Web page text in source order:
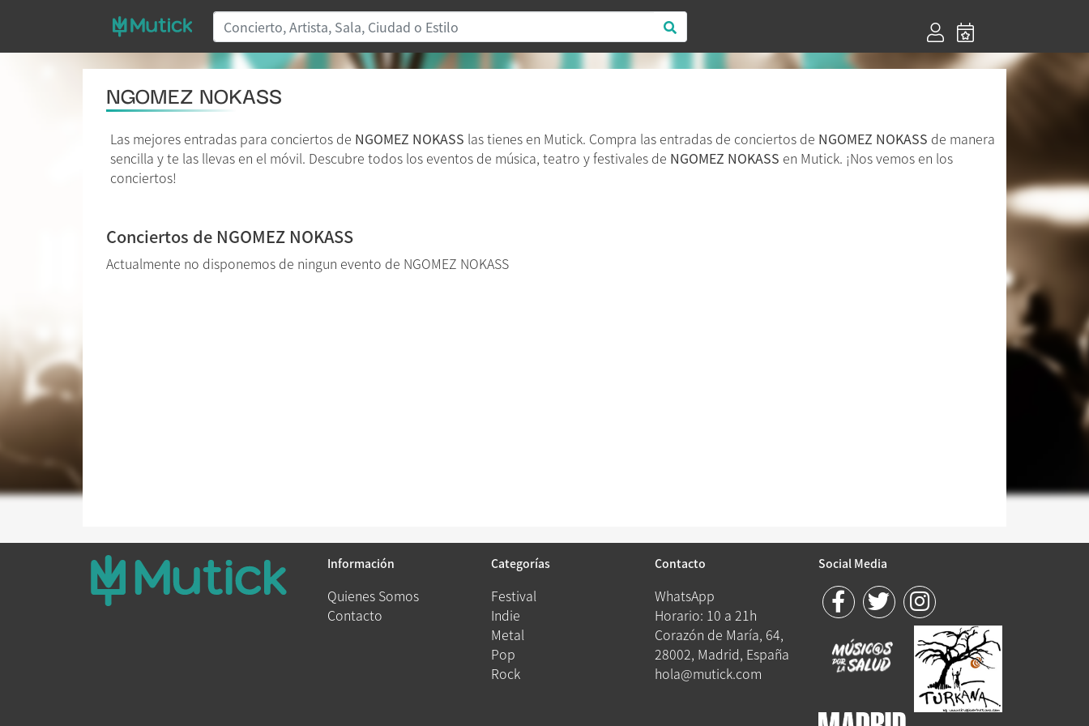
NGOMEZ NOKASS
Las mejores entradas para conciertos de NGOMEZ NOKASS las tienes en Mutick. Compra las entradas de conciertos de NGOMEZ NOKASS de manera
sencilla y te las llevas en el móvil. Descubre todos los eventos de música, teatro y festivales de NGOMEZ NOKASS en Mutick. ¡Nos vemos en los
conciertos!
Conciertos de NGOMEZ NOKASS
Actualmente no disponemos de ningun evento de NGOMEZ NOKASS
Información
Quienes Somos
Contacto
Categorías
Festival
Indie
Metal
Pop
Rock
Contacto
WhatsApp
Horario: 10 a 21h
Corazón de María, 64,
28002, Madrid, España
hola@mutick.com
Social Media